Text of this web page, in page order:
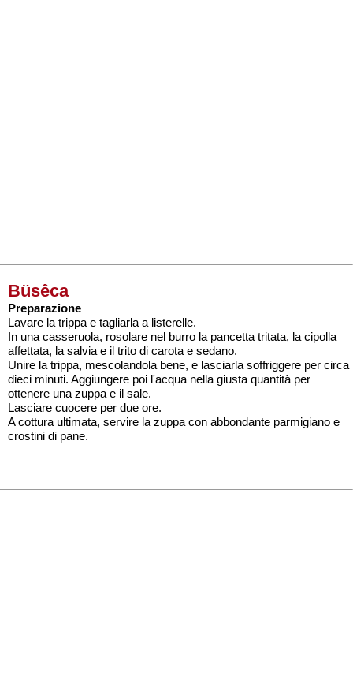
Büsêca
Preparazione
Lavare la trippa e tagliarla a listerelle.
In una casseruola, rosolare nel burro la pancetta tritata, la cipolla
affettata, la salvia e il trito di carota e sedano.
Unire la trippa, mescolandola bene, e lasciarla soffriggere per circa
dieci minuti. Aggiungere poi l'acqua nella giusta quantità per
ottenere una zuppa e il sale.
Lasciare cuocere per due ore.
A cottura ultimata, servire la zuppa con abbondante parmigiano e
crostini di pane.